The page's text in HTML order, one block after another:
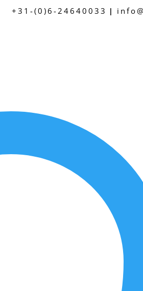
+31-(0)6-24640033 |